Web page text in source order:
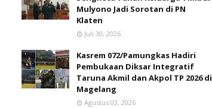
Mulyono Jadi Sorotan di PN
Klaten
Juli 30, 2026
Kasrem 072/Pamungkas Hadiri
Pembukaan Diksar Integratif
Taruna Akmil dan Akpol TP 2026 di
Magelang
Agustus 03, 2026